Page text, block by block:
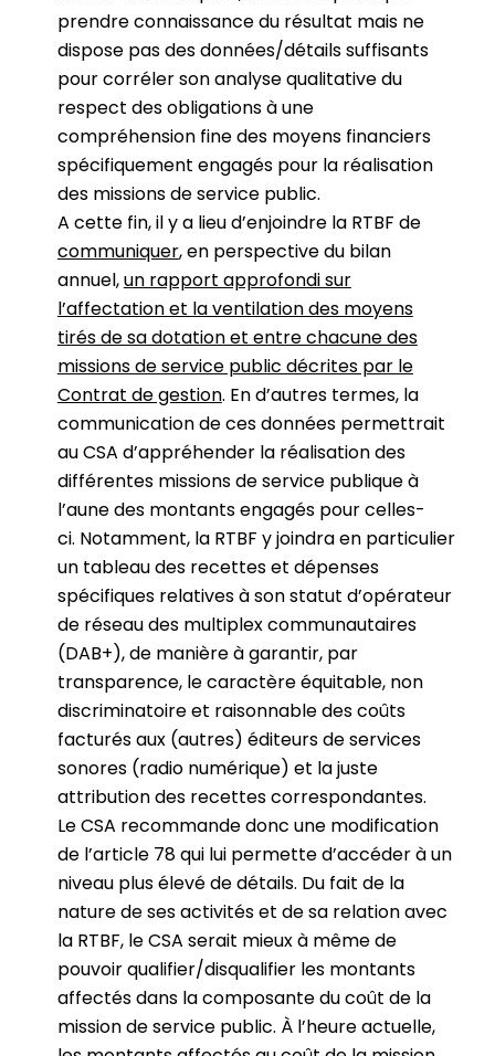
prendre connaissance du résultat mais ne
dispose pas des données/détails suffisants
pour corréler son analyse qualitative du
respect des obligations à une
compréhension fine des moyens financiers
spécifiquement engagés pour la réalisation
des missions de service public.
A cette fin, il y a lieu d’enjoindre la RTBF de
communiquer, en perspective du bilan
annuel,un rapport approfondi sur
l’affectation et la ventilation des moyens
tirés de sa dotation et entre chacune des
missions de service public décrites par le
Contrat de gestion. En d’autres termes, la
communication de ces données permettrait
au CSA d’appréhender la réalisation des
différentes missions de service publique à
l’aune des montants engagés pour celles-
ci. Notamment, la RTBF y joindra en particulier
un tableau des recettes et dépenses
spécifiques relatives à son statut d’opérateur
de réseau des multiplex communautaires
(DAB+), de manière à garantir, par
transparence, le caractère équitable, non
discriminatoire et raisonnable des coûts
facturés aux (autres) éditeurs de services
sonores (radio numérique) et la juste
attribution des recettes correspondantes.
Le CSA recommande donc une modification
de l’article 78 qui lui permette d’accéder à un
niveau plus élevé de détails. Du fait de la
nature de ses activités et de sa relation avec
la RTBF, le CSA serait mieux à même de
pouvoir qualifier/disqualifier les montants
affectés dans la composante du coût de la
mission de service public. À l’heure actuelle,